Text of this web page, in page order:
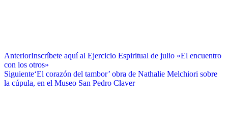
AnteriorInscríbete aquí al Ejercicio Espiritual de julio «El encuentro
con los otros»
Siguiente‘El corazón del tambor’ obra de Nathalie Melchiori sobre
la cúpula, en el Museo San Pedro Claver